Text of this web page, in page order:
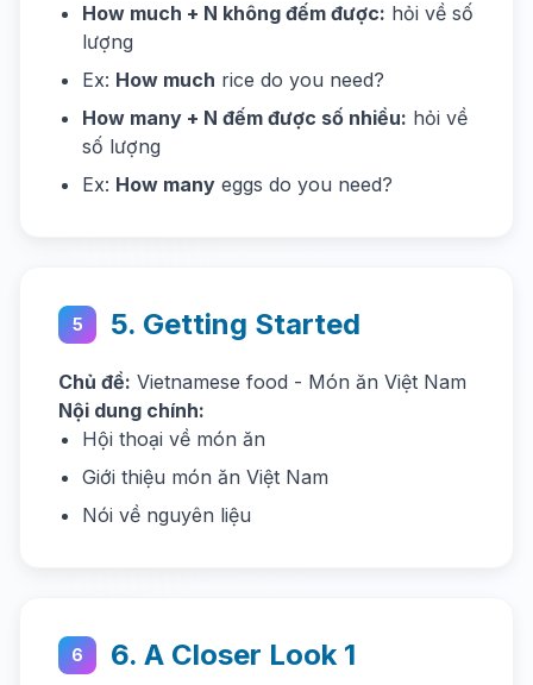
How much + N không đếm được: hỏi về số
lượng
Ex: How much rice do you need?
How many + N đếm được số nhiều: hỏi về
số lượng
Ex: How many eggs do you need?
5 5. Getting Started
Chủ đề: Vietnamese food - Món ăn Việt Nam
Nội dung chính:
Hội thoại về món ăn
Giới thiệu món ăn Việt Nam
Nói về nguyên liệu
6 6. A Closer Look 1